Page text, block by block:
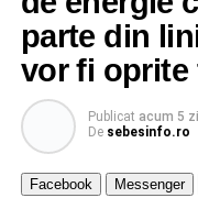
parte din
vor fi oprite
Publicat acum 5
De sebesinfo.ro
Facebook Messenger